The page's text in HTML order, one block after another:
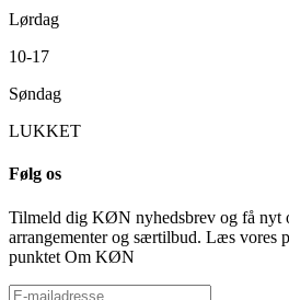
Lørdag
10-17
Søndag
LUKKET
Følg os
Tilmeld dig KØN nyhedsbrev og få nyt
arrangementer og særtilbud. Læs vores
punktet Om KØN